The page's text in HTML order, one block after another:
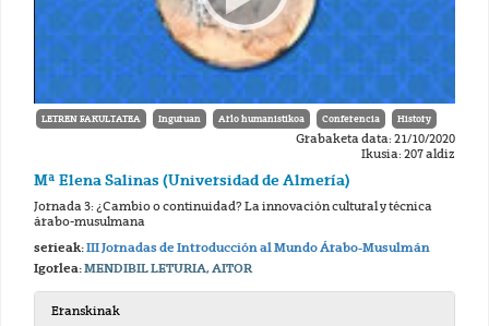
LETREN FAKULTATEA Inguruan Arlo humanistikoa Conferencia History
Grabaketa data: 21/10/2020
Ikusia: 207 aldiz
Mª Elena Salinas (Universidad de Almería)
Jornada 3: ¿Cambio o continuidad? La innovación cultural y técnica
árabo-musulmana
serieak:III Jornadas de Introducción al Mundo Árabo-Musulmán
Igorlea:MENDIBIL LETURIA, AITOR
Eranskinak